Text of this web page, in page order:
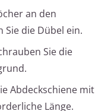
an den
die Dübel ein.
Sie die
Abdeckschiene mit
Länge.